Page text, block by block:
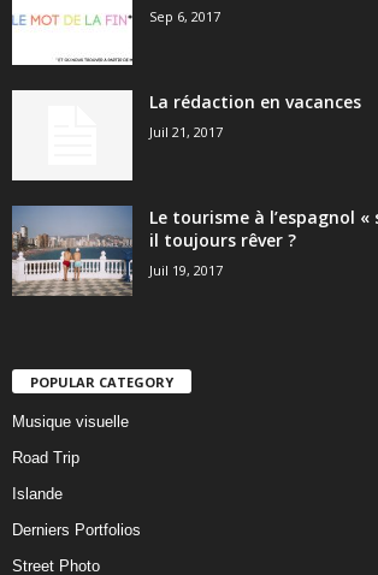
Sep 6, 2017
La rédaction en vacances
Juil 21, 2017
Le tourisme à l’espagnol
il toujours rêver ?
Juil 19, 2017
POPULAR CATEGORY
Musique visuelle
Road Trip
Islande
Derniers Portfolios
Street Photo